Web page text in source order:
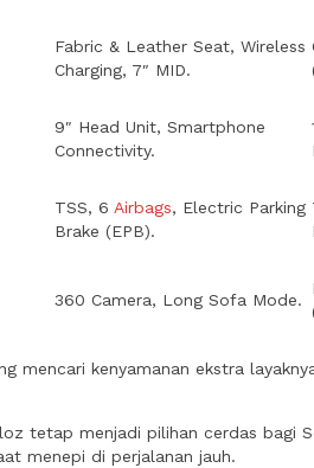
Fabric & Leather Seat, Wireless
Charging, 7″ MID.
9″ Head Unit, Smartphone
Connectivity.
TSS, 6 Airbags, Electric Parking
Brake (EPB).
360 Camera, Long Sofa Mode.
mencari kenyamanan ekstra
tetap menjadi pilihan cerdas bagi
menepi di perjalanan jauh.